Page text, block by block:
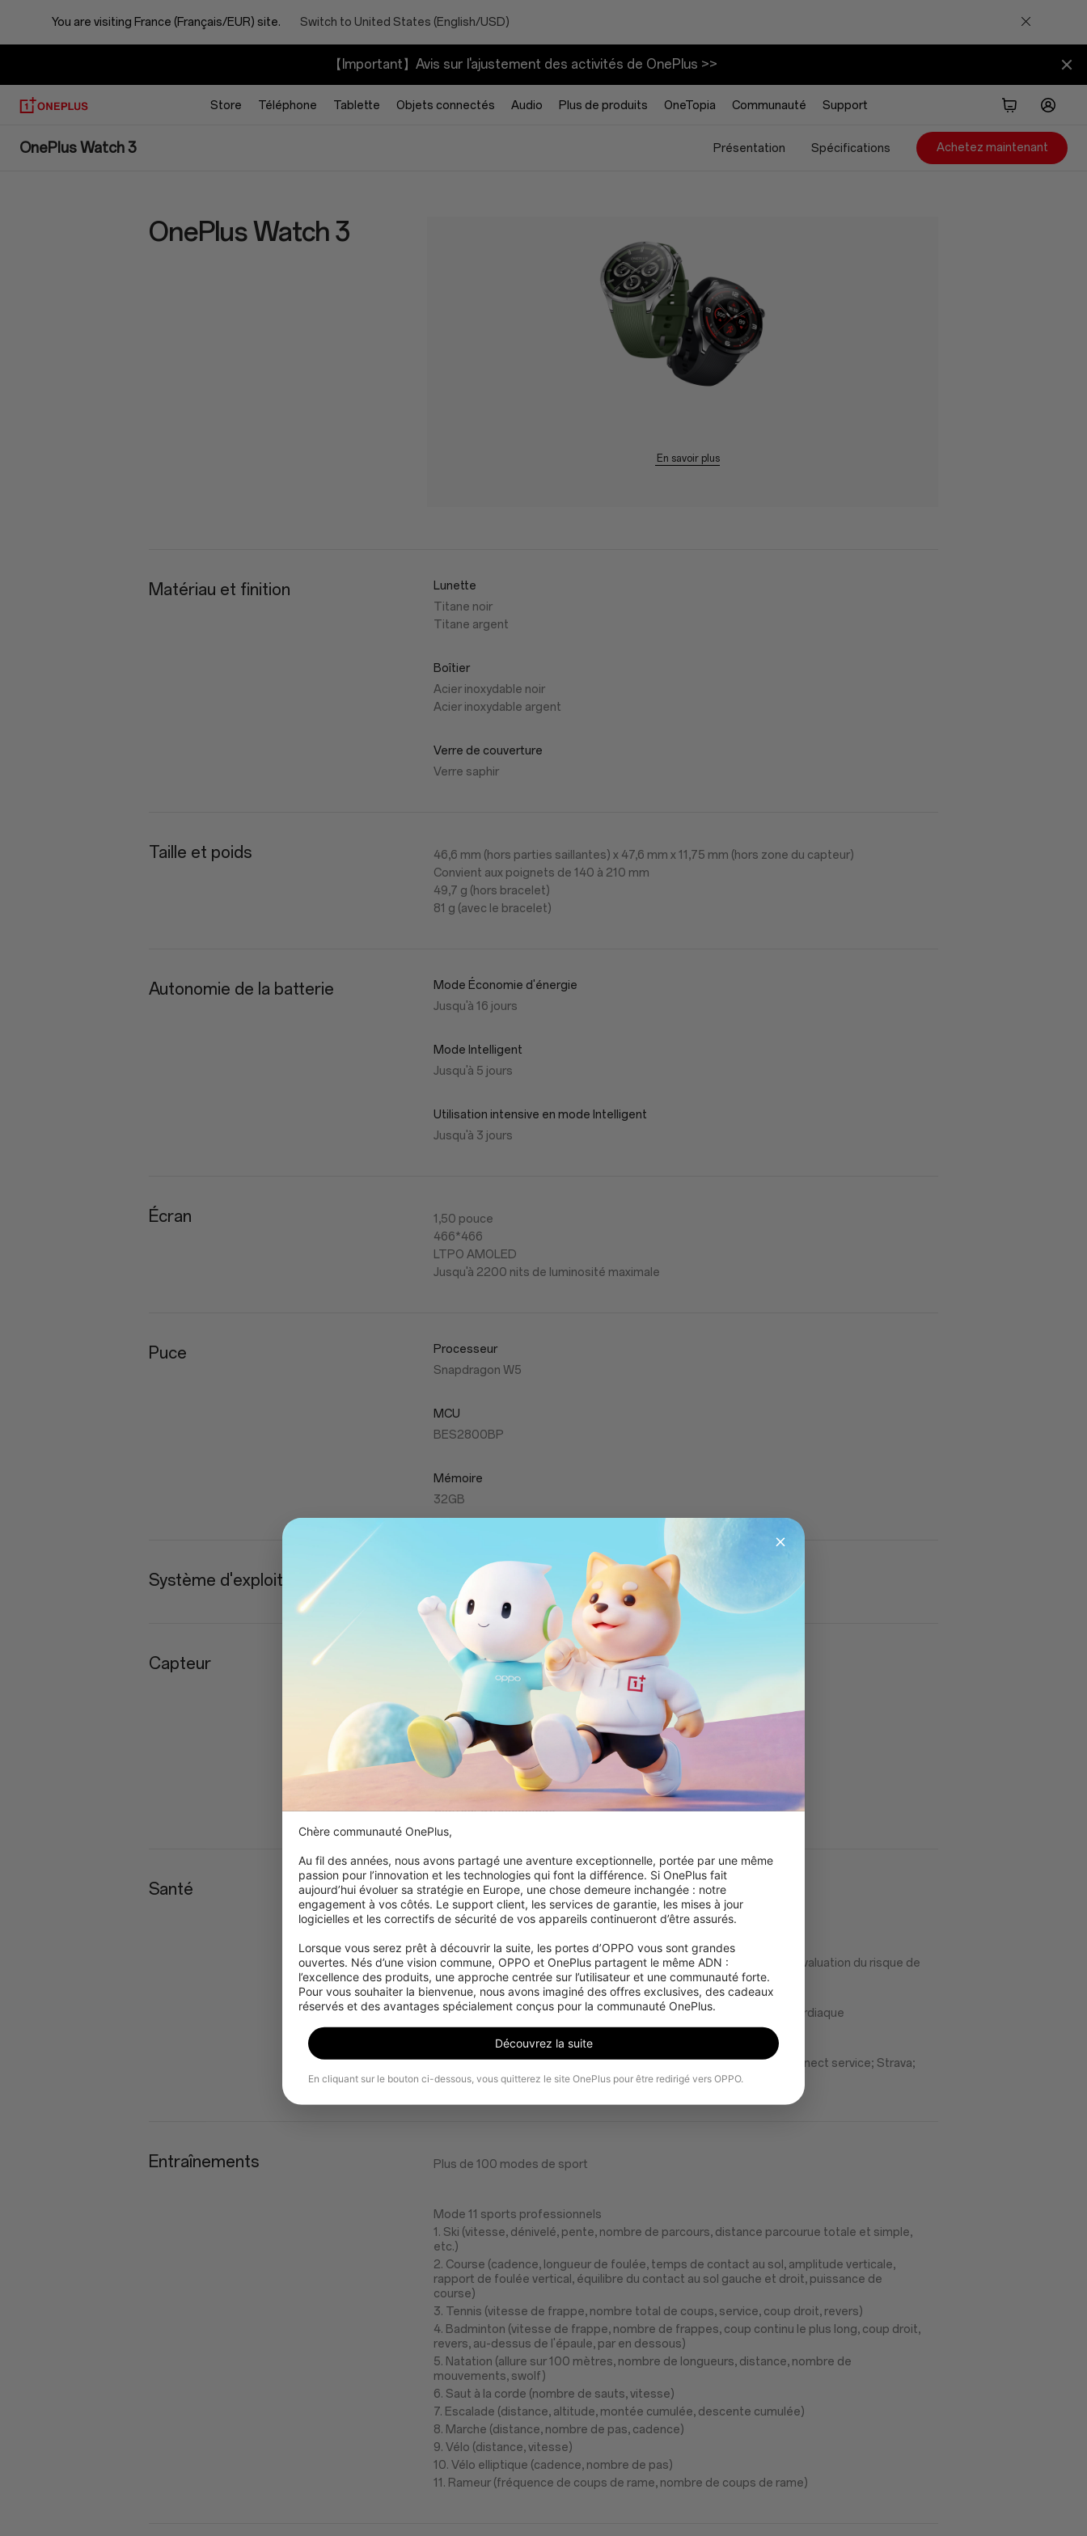
You are visiting France (Français/EUR) site. Switch to United States (English/USD)
【Important】Avis sur l'ajustement des activités de OnePlus >>
Store Téléphone Tablette Objets connectés Audio Plus de produits OneTopia Communauté Support
OnePlus
OnePlus Watch 3 Achetez maintenant
Spécifications
Présentation
OnePlus Watch 3
En savoir plus
Matériau et finition
Lunette
Titane noir
Titane argent
Boîtier
Acier inoxydable noir
Acier inoxydable argent
Verre de couverture
Verre saphir
Taille et poids
46,6 mm (hors parties saillantes) x 47,6 mm x 11,75 mm (hors zone du capteur)
Convient aux poignets de 140 à 210 mm
49,7 g (hors bracelet)
81 g (avec le bracelet)
Autonomie de la batterie
Mode Économie d'énergie
Jusqu'à 16 jours
Mode Intelligent
Jusqu'à 5 jours
Utilisation intensive en mode Intelligent
Jusqu'à 3 jours
Écran
1,50 pouce
466*466
LTPO AMOLED
Jusqu'à 2200 nits de luminosité maximale
Puce
Processeur
Snapdragon W5
MCU
BES2800BP
Mémoire
32GB
Système d'exploitation Wear OS by Google + RTOS
Capteur
ECG
Capteur de température au poignet
Capteur optique de fréquence cardiaque
Capteur optique d'oxymètre de pouls
Capteur géomagnétique
Capteur de lumière
Baromètre
Capteur d'accélération
Capteur gyroscopique
Santé
ECG Analyzer
Bilan de santé en 60 s
Esprit et corps
Santé vasculaire (rigidité artérielle)
Surveillance du sommeil, y compris score de qualité du sommeil et évaluation du risque de
ronflement pendant le sommeil
Wrist temperature
Surveillance de la fréquence cardiaque, notification de fréquence cardiaque
élevée/basse
Suivi de la SpO2 - contrôles ponctuels, toute la journée
OHealth application with Health Insights, Support Google Health Connect service; Strava;
Health journey;
Entraînements Plus de 100 modes de sport
Mode 11 sports professionnels
1. Ski (vitesse, dénivelé, pente, nombre de parcours, distance parcourue totale et simple,
etc.)
2. Course (cadence, longueur de foulée, temps de contact au sol, amplitude verticale,
rapport de foulée vertical, équilibre du contact au sol gauche et droit, puissance de
course)
3. Tennis (vitesse de frappe, nombre total de coups, service, coup droit, revers)
4. Badminton (vitesse de frappe, nombre de frappes, coup continu le plus long, coup droit,
revers, au-dessus de l'épaule, par en dessous)
5. Natation (allure sur 100 mètres, nombre de longueurs, distance, nombre de
mouvements, swolf)
6. Saut à la corde (nombre de sauts, vitesse)
7. Escalade (distance, altitude, montée cumulée, descente cumulée)
8. Marche (distance, nombre de pas, cadence)
9. Vélo (distance, vitesse)
10. Vélo elliptique (cadence, nombre de pas)
11. Rameur (fréquence de coups de rame, nombre de coups de rame)
Chère communauté OnePlus,
Au fil des années, nous avons partagé une aventure exceptionnelle, portée par une même
passion pour l’innovation et les technologies qui font la différence. Si OnePlus fait
aujourd’hui évoluer sa stratégie en Europe, une chose demeure inchangée : notre
engagement à vos côtés. Le support client, les services de garantie, les mises à jour
logicielles et les correctifs de sécurité de vos appareils continueront d’être assurés.
Lorsque vous serez prêt à découvrir la suite, les portes d’OPPO vous sont grandes
ouvertes. Nés d’une vision commune, OPPO et OnePlus partagent le même ADN :
l’excellence des produits, une approche centrée sur l’utilisateur et une communauté forte.
Pour vous souhaiter la bienvenue, nous avons imaginé des offres exclusives, des cadeaux
réservés et des avantages spécialement conçus pour la communauté OnePlus.
Découvrez la suite
En cliquant sur le bouton ci-dessous, vous quitterez le site OnePlus pour être redirigé vers OPPO.